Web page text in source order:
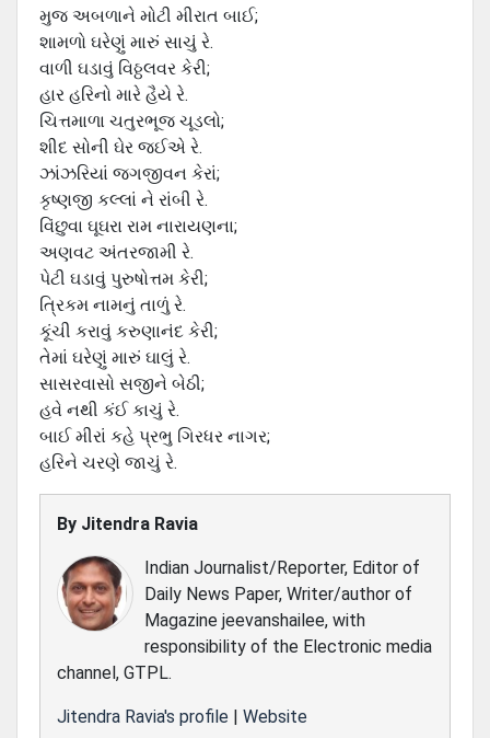
મુજ અબળાને મોટી મીરાત બાઈ;
શામળો ઘરેણું મારું સાચું રે.
વાળી ઘડાવું વિઠ્ઠલવર કેરી;
હાર હરિનો મારે હૈયે રે.
ચિત્તમાળા ચતુરભૂજ ચૂડલો;
શીદ સોની ઘેર જઈએ રે.
ઝાંઝરિયાં જગજીવન કેરાં;
કૃષ્ણજી કલ્લાં ને રાંબી રે.
વિંછુવા ઘૂઘરા રામ નારાયણના;
અણવટ અંતરજામી રે.
પેટી ઘડાવું પુરુષોત્તમ કેરી;
ત્રિકમ નામનું તાળું રે.
કૂંચી કરાવું કરુણાનંદ કેરી;
તેમાં ઘરેણું મારું ઘાલું રે.
સાસરવાસો સજીને બેઠી;
હવે નથી કંઈ કાચું રે.
બાઈ મીરાં કહે પ્રભુ ગિરધર નાગર;
હરિને ચરણે જાચું રે.
By Jitendra Ravia
Indian Journalist/Reporter, Editor of
Daily News Paper, Writer/author of
Magazine jeevanshailee, with
responsibility of the Electronic media
channel, GTPL.
Jitendra Ravia's profile | Website